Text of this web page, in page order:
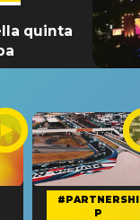
quinta
#PARTNERSHI
P